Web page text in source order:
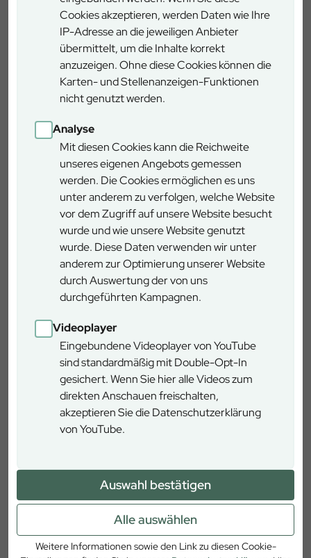
Cookies akzeptieren, werden Daten wie Ihre
IP-Adresse an die jeweiligen Anbieter
übermittelt, um die Inhalte korrekt
anzuzeigen. Ohne diese Cookies können die
Karten- und Stellenanzeigen-Funktionen
nicht genutzt werden.
Analyse
Mit diesen Cookies kann die Reichweite
unseres eigenen Angebots gemessen
werden. Die Cookies ermöglichen es uns
unter anderem zu verfolgen, welche Website
vor dem Zugriff auf unsere Website besucht
wurde und wie unsere Website genutzt
wurde. Diese Daten verwenden wir unter
anderem zur Optimierung unserer Website
durch Auswertung der von uns
durchgeführten Kampagnen.
Videoplayer
Eingebundene Videoplayer von YouTube
sind standardmäßig mit Double-Opt-In
gesichert. Wenn Sie hier alle Videos zum
direkten Anschauen freischalten,
akzeptieren Sie die Datenschutzerklärung
von YouTube.
Auswahl bestätigen
Alle auswählen
Weitere Informationen sowie den Link zu diesen Cookie-
Brennholz
Sie wollen Brennholz aus dem Wald oder
von der Forststraße selbst aufbereiten?
Mit unserem Kontaktformular können
Sie beim Forstbetrieb Freising anfragen.
Hierbei handelt es sich um eine
unverbindliche Anfrage, die lediglich
der Kontaktaufnahme dient.
Ausflugstipps und
Denkmäler